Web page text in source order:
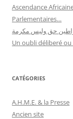
Ascendance
Parlementaires…
حق وليس مكرمة
Un oubli déliberé
CATÉGORIES
A.H.M.E. & la Presse
Ancien site